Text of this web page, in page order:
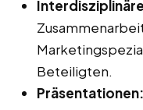
Beteiligten.
Präsentationen: